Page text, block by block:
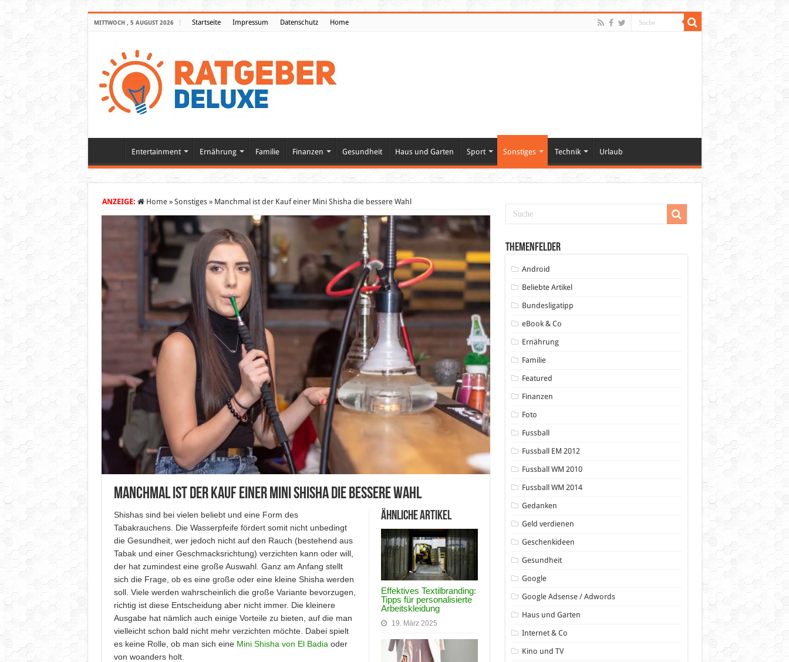
MITTWOCH , 5 AUGUST 2026 Startseite Impressum Datenschutz Home
Entertainment Ernährung Familie Finanzen Gesundheit Haus und Garten Sport Sonstiges Technik Urlaub
ANZEIGE: Home » Sonstiges » Manchmal ist der Kauf einer Mini Shisha die bessere Wahl
Manchmal ist der Kauf einer Mini Shisha die bessere Wahl
Ähnliche Artikel
Effektives Textilbranding:
Tipps für personalisierte
Arbeitskleidung
19. März 2025
Shishas sind bei vielen beliebt und eine Form des
Tabakrauchens. Die Wasserpfeife fördert somit nicht unbedingt
die Gesundheit, wer jedoch nicht auf den Rauch (bestehend aus
Tabak und einer Geschmacksrichtung) verzichten kann oder will,
der hat zumindest eine große Auswahl. Ganz am Anfang stellt
sich die Frage, ob es eine große oder eine kleine Shisha werden
soll. Viele werden wahrscheinlich die große Variante bevorzugen,
richtig ist diese Entscheidung aber nicht immer. Die kleinere
Ausgabe hat nämlich auch einige Vorteile zu bieten, auf die man
vielleicht schon bald nicht mehr verzichten möchte. Dabei spielt
es keine Rolle, ob man sich eine Mini Shisha von El Badiaoder
von woanders holt.
Themenfelder
Android
Beliebte Artikel
Bundesligatipp
eBook & Co
Ernährung
Familie
Featured
Finanzen
Foto
Fussball
Fussball EM 2012
Fussball WM 2010
Fussball WM 2014
Gedanken
Geld verdienen
Geschenkideen
Gesundheit
Google
Google Adsense / Adwords
Haus und Garten
Internet & Co
Kino und TV